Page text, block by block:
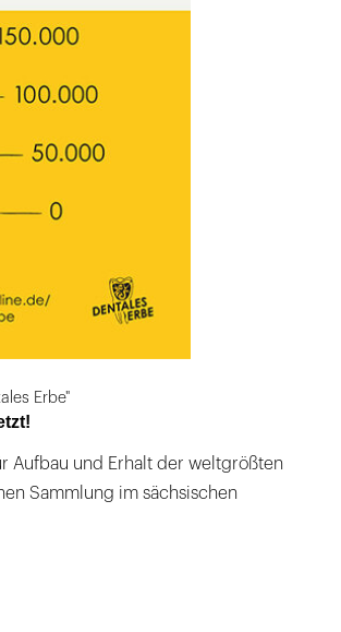
Erbe"
Aufbau und Erhalt der weltgrößten
Sammlung im sächsischen